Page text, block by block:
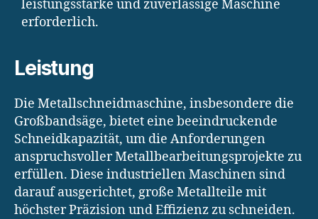
leistungsstarke und zuverlässige Maschine
erforderlich.
Leistung
Die Metallschneidmaschine, insbesondere die
Großbandsäge, bietet eine beeindruckende
Schneidkapazität, um die Anforderungen
anspruchsvoller Metallbearbeitungsprojekte zu
erfüllen. Diese industriellen Maschinen sind
darauf ausgerichtet, große Metallteile mit
höchster Präzision und Effizienz zu schneiden.